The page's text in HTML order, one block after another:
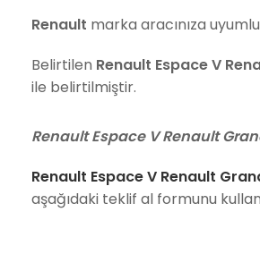
Renault marka aracınıza uyumlu
Belirtilen Renault Espace V
ile belirtilmiştir.
Renault Espace V Renault
Renault Espace V Renault
aşağıdaki teklif al formunu